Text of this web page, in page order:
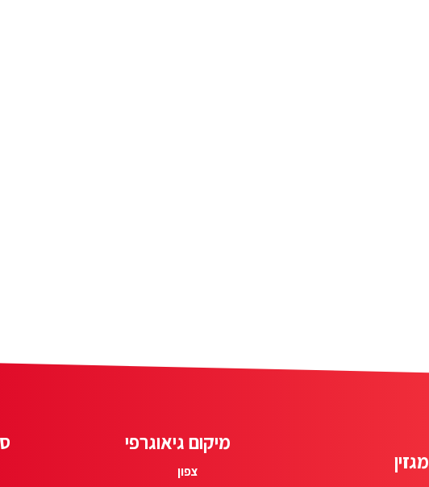
מגזין
מיקום גיאוגרפי
צפון